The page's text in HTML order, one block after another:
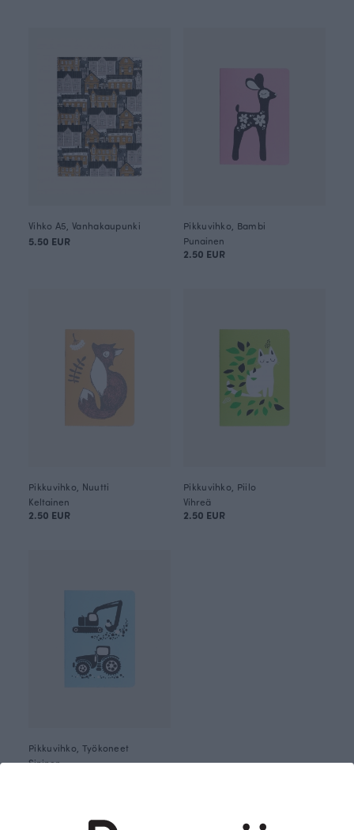
Vihko A5, Vanhakaupunki
5.50 EUR
Pikkuvihko, Bambi
Punainen
2.50 EUR
Pikkuvihko, Nuutti
Keltainen
2.50 EUR
Pikkuvihko, Piilo
Vihreä
2.50 EUR
Pikkuvihko, Työkoneet
Sininen